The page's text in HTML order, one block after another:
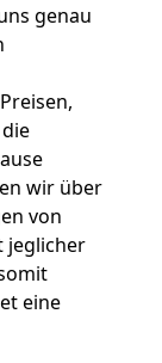
genau
wir über
von
jeglicher
eine